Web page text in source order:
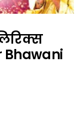
Bhawani